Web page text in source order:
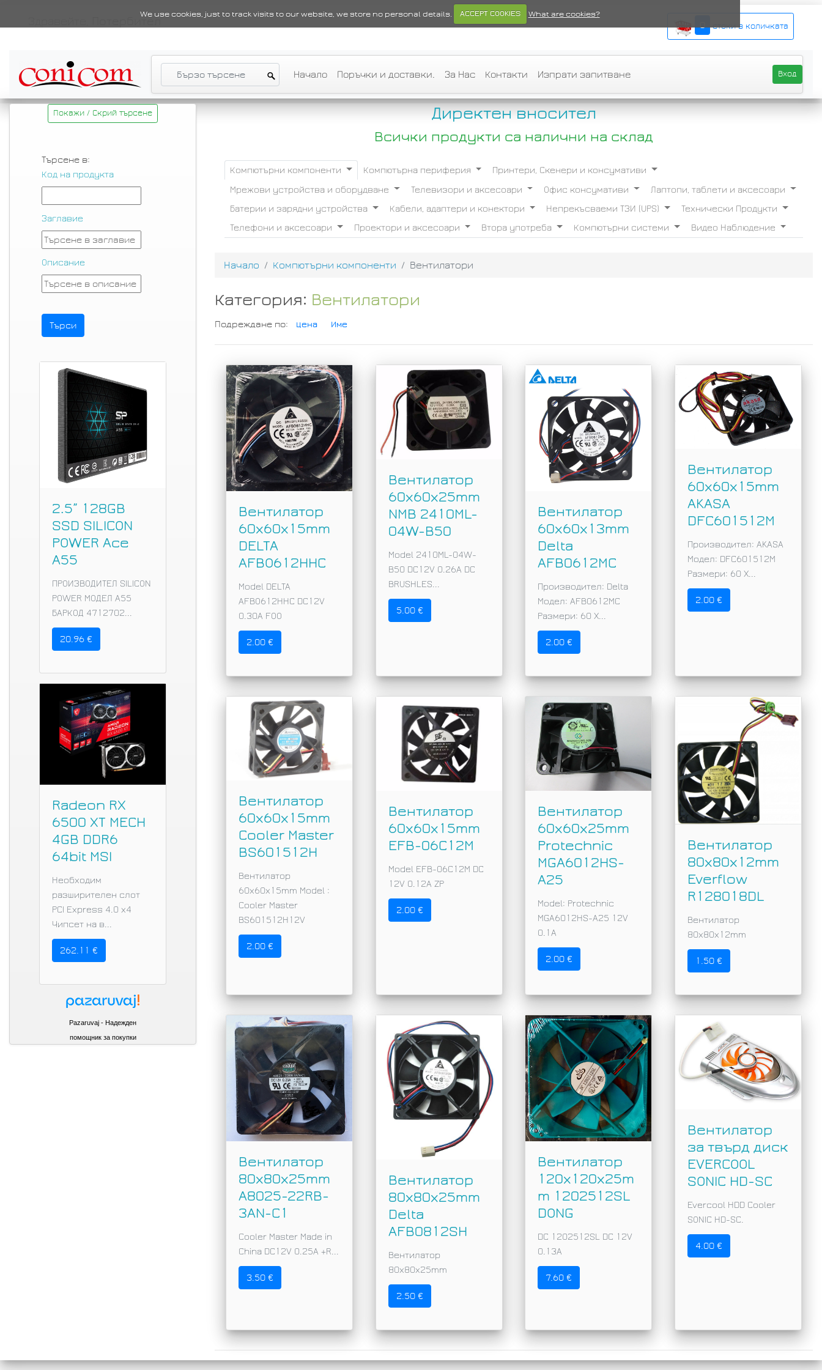
We use cookies, just to track visits to our website, we store no personal details. ACCEPT COOKIES What are cookies?
стоки в количката
Начало Поръчки и доставки. За Нас Контакти Изпрати запитване Вход
Покажи / Скрий търсене
Търсене в:
Код на продукта
Заглавие
Описание
2.5” 128GB
SSD SILICON
POWER Ace
A55
ПРОИЗВОДИТЕЛ SILICON
POWER МОДЕЛ A55
БАРКОД 4712702...
20.96 €
Radeon RX
6500 XT MECH
4GB DDR6
64bit MSI
Необходим
разширителен слот
PCI Express 4.0 x4
Чипсет на в...
262.11 €
Pazaruvaj - Надежден
помощник за покупки
Директен вносител
Всички продукти са налични на склад
Компютърни компоненти Компютърна периферия
Принтери, Скенери и консумативи
Мрежови устройства и оборудване
Телевизори и аксесоари Офис консумативи
Лаптопи, таблети и аксесоари
Батерии и зарядни устройства
Кабели, адаптери и конектори Непрекъсваеми ТЗИ (UPS)
Технически Продукти
Телефони и аксесоари
Проектори и аксесоари Втора употреба Компютърни системи Видео Наблюдение
Начало Компютърни компоненти Вентилатори
Категория: Вентилатори
Подреждане по: Цена Име
Вентилатор
60x60x15mm
DELTA
AFBO612HHC
Model DELTA
AFBO612HHC DC12V
0.30A FOO
2.00 €
Вентилатор
60x60x25mm
NMB 2410ML-
04W-B50
Model 2410ML-04W-
B50 DC12V 0.26A DC
BRUSHLES...
5.00 €
Вентилатор
60х60х13mm
Delta
AFB0612MC
Производител: Delta
Модел: AFB0612MC
Размери: 60 X...
2.00 €
Вентилатор
60х60х15mm
AKASA
DFC601512M
Производител: AKASA
Модел: DFC601512M
Размери: 60 X...
2.00 €
Вентилатор
60х60х15mm
Cooler Master
BS601512H
Вентилатор
60х60х15mm Model :
Cooler Master
BS601512H12V
2.00 €
Вентилатор
60х60х15mm
EFB-06C12M
Model EFB-06C12M DC
12V 0.12A ZP
2.00 €
Вентилатор
60х60х25mm
Protechnic
MGA6012HS-
A25
Model: Protechnic
MGA6012HS-A25 12V
0.1A
2.00 €
Вентилатор
80x80x12mm
Everflow
R128018DL
Вентилатор
80x80x12mm
1.50 €
Вентилатор
80x80x25mm
A8025-22RB-
3AN-C1
Cooler Master Made in
China DC12V 0.25A +R...
3.50 €
Вентилатор
80x80x25mm
Delta
AFB0812SH
Вентилатор
80x80x25mm
2.50 €
Вентилатор
120x120x25m
m 1202512SL
DONG
DC 1202512SL DC 12V
0.13A
7.60 €
Вентилатор
за твърд диск
EVERCOOL
SONIC HD-SC
Evercool HDD Cooler
SONIC HD-SC.
4.00 €